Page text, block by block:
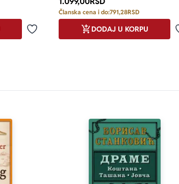
Dodaj u omiljene
Članska cena i do:791,28RSD
DODAJ U KORPU